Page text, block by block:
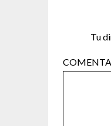
Tu